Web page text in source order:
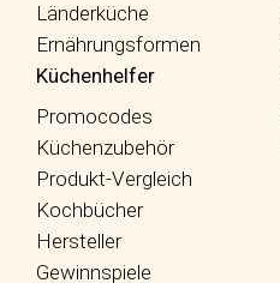
Länderküche
Ernährungsformen
Küchenhelfer
Promocodes
Küchenzubehör
Produkt-Vergleich
Kochbücher
Hersteller
Gewinnspiele